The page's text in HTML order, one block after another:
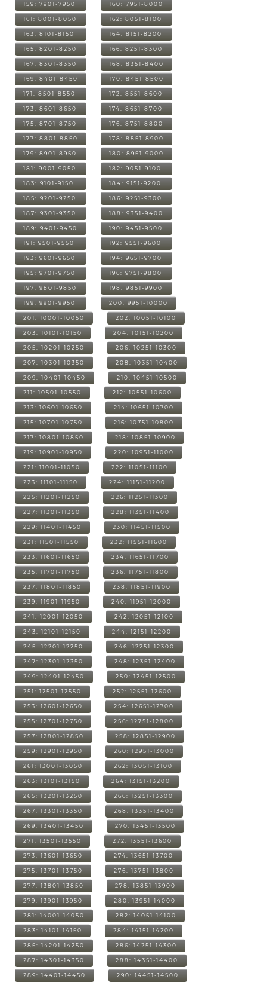
159: 7901-7950 160: 7951-8000
161: 8001-8050 162: 8051-8100
163: 8101-8150 164: 8151-8200
165: 8201-8250 166: 8251-8300
167: 8301-8350 168: 8351-8400
169: 8401-8450 170: 8451-8500
171: 8501-8550 172: 8551-8600
173: 8601-8650 174: 8651-8700
175: 8701-8750 176: 8751-8800
177: 8801-8850 178: 8851-8900
179: 8901-8950 180: 8951-9000
181: 9001-9050 182: 9051-9100
183: 9101-9150 184: 9151-9200
185: 9201-9250 186: 9251-9300
187: 9301-9350 188: 9351-9400
189: 9401-9450 190: 9451-9500
191: 9501-9550 192: 9551-9600
193: 9601-9650 194: 9651-9700
195: 9701-9750 196: 9751-9800
197: 9801-9850 198: 9851-9900
199: 9901-9950 200: 9951-10000
201: 10001-10050 202: 10051-10100
203: 10101-10150 204: 10151-10200
205: 10201-10250 206: 10251-10300
207: 10301-10350 208: 10351-10400
209: 10401-10450 210: 10451-10500
211: 10501-10550 212: 10551-10600
213: 10601-10650 214: 10651-10700
215: 10701-10750 216: 10751-10800
217: 10801-10850 218: 10851-10900
219: 10901-10950 220: 10951-11000
221: 11001-11050 222: 11051-11100
223: 11101-11150 224: 11151-11200
225: 11201-11250 226: 11251-11300
227: 11301-11350 228: 11351-11400
229: 11401-11450 230: 11451-11500
231: 11501-11550 232: 11551-11600
233: 11601-11650 234: 11651-11700
235: 11701-11750 236: 11751-11800
237: 11801-11850 238: 11851-11900
239: 11901-11950 240: 11951-12000
241: 12001-12050 242: 12051-12100
243: 12101-12150 244: 12151-12200
245: 12201-12250 246: 12251-12300
247: 12301-12350 248: 12351-12400
249: 12401-12450 250: 12451-12500
251: 12501-12550 252: 12551-12600
253: 12601-12650 254: 12651-12700
255: 12701-12750 256: 12751-12800
257: 12801-12850 258: 12851-12900
259: 12901-12950 260: 12951-13000
261: 13001-13050 262: 13051-13100
263: 13101-13150 264: 13151-13200
265: 13201-13250 266: 13251-13300
267: 13301-13350 268: 13351-13400
269: 13401-13450 270: 13451-13500
271: 13501-13550 272: 13551-13600
273: 13601-13650 274: 13651-13700
275: 13701-13750 276: 13751-13800
277: 13801-13850 278: 13851-13900
279: 13901-13950 280: 13951-14000
281: 14001-14050 282: 14051-14100
283: 14101-14150 284: 14151-14200
285: 14201-14250 286: 14251-14300
287: 14301-14350 288: 14351-14400
289: 14401-14450 290: 14451-14500